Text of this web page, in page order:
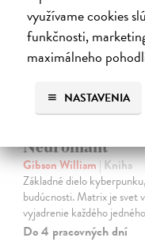
využívame cookies
funkčnosti,
maximálneho
NASTAVENIA
Neuromant
Gibson William| Kniha
Základné dielo
budúcnosti. Matrix je svet
vyjadrenie každého
Do 4 pracovných dní